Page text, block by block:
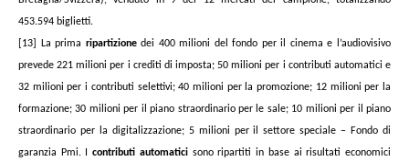
453.594 biglietti.
[13]
La prima ripartizionedei 400 milioni del fondo per il cinema e l’audiovisivo
prevede 221 milioni per i crediti di imposta; 50 milioni per i contributi automatici e
32 milioni per i contributi selettivi; 40 milioni per la promozione; 12 milioni per la
formazione; 30 milioni per il piano straordinario per le sale; 10 milioni per il piano
straordinario per la digitalizzazione; 5 milioni per il settore speciale – Fondo di
garanzia Pmi. Icontributi automaticisono ripartiti in base ai risultati economici